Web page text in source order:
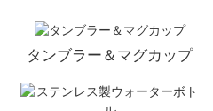
タンブラー＆マグカップ